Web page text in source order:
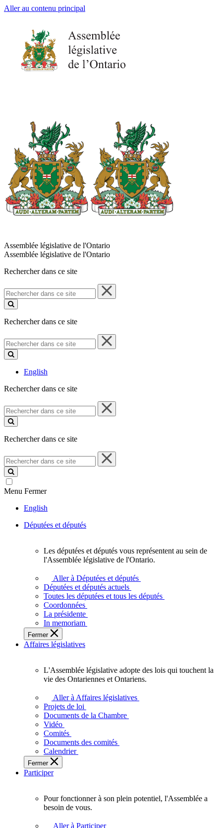
Aller au contenu principal
Assemblée législative de l'Ontario
Assemblée législative de l'Ontario
Rechercher dans ce site
Rechercher
dans
ce
Rechercher dans ce site
Rechercher
dans
ce
English
Rechercher dans ce site
Rechercher
dans
ce
Rechercher dans ce site
Rechercher
dans
ce
site
Menu Fermer
English
Députées et députés
députés
vous
représentent
sein
de
l'Assemblée
législative
l'Ontario.
Les députées et députés vous représentent au sein de
l'Assemblée législative de l'Ontario.
Aller à Députées et députés
Députées et députés actuels
Toutes les députées et tous les députés
Coordonnées
La présidente
In memoriam
Fermer
Affaires législatives
L'Assemblée
adopte
touchent
des
Ontariennes
et
L'Assemblée législative adopte des lois qui touchent la
vie des Ontariennes et Ontariens.
Aller à Affaires législatives
Projets de loi
Documents de la Chambre
Vidéo
Comités
Documents des comités
Calendrier
Fermer
Participer
Pour fonctionner à son plein potentiel, l'Assemblée a
besoin de vous.
Aller à Participer